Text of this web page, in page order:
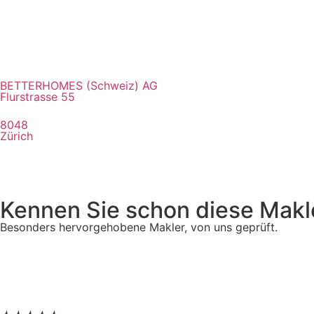
BETTERHOMES (Schweiz) AG
Flurstrasse 55
8048
Zürich
Kennen Sie schon diese
Besonders hervorgehobene Makler, von uns geprüft.